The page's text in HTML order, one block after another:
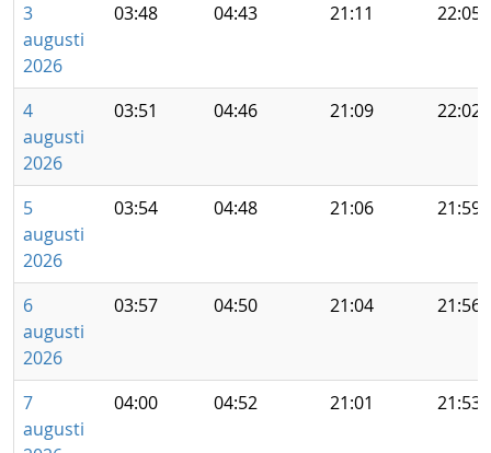
3
augusti
2026
03:48 04:43 21:11 22:05
4
augusti
2026
03:51 04:46 21:09 22:02
5
augusti
2026
03:54 04:48 21:06 21:59
6
augusti
2026
03:57 04:50 21:04 21:56
7
augusti
04:00 04:52 21:01 21:53